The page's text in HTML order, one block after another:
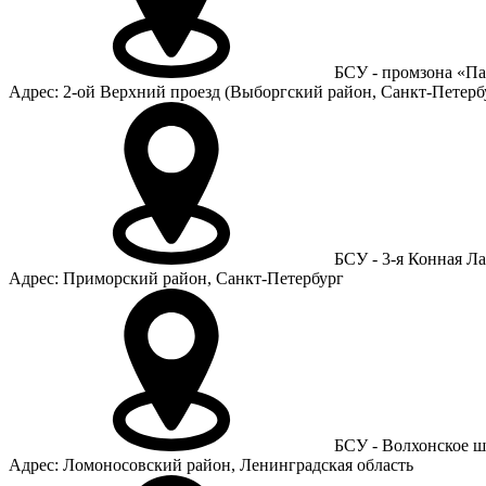
БСУ - промзона
Адрес: 2-ой Верхний проезд (Выборгский район, Санкт-
БСУ - 3-я Конная
Адрес: Приморский район, Санкт-Петербург
БСУ - Волхонское
Адрес: Ломоносовский район, Ленинградская область